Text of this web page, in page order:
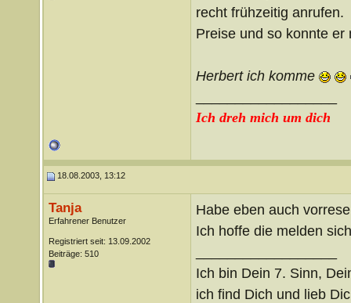
recht frühzeitig anrufen.
Preise und so konnte
Herbert ich komme
Ich dreh mich um dich
18.08.2003, 13:12
Tanja
Erfahrener Benutzer
Registriert seit: 13.09.2002
Beiträge: 510
Habe eben auch
Ich hoffe die melden
Ich bin Dein 7. Sinn,
ich find Dich und lieb